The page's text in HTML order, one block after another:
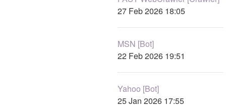
27 Feb 2026 18:05
MSN [Bot]
22 Feb 2026 19:51
Yahoo [Bot]
25 Jan 2026 17:55